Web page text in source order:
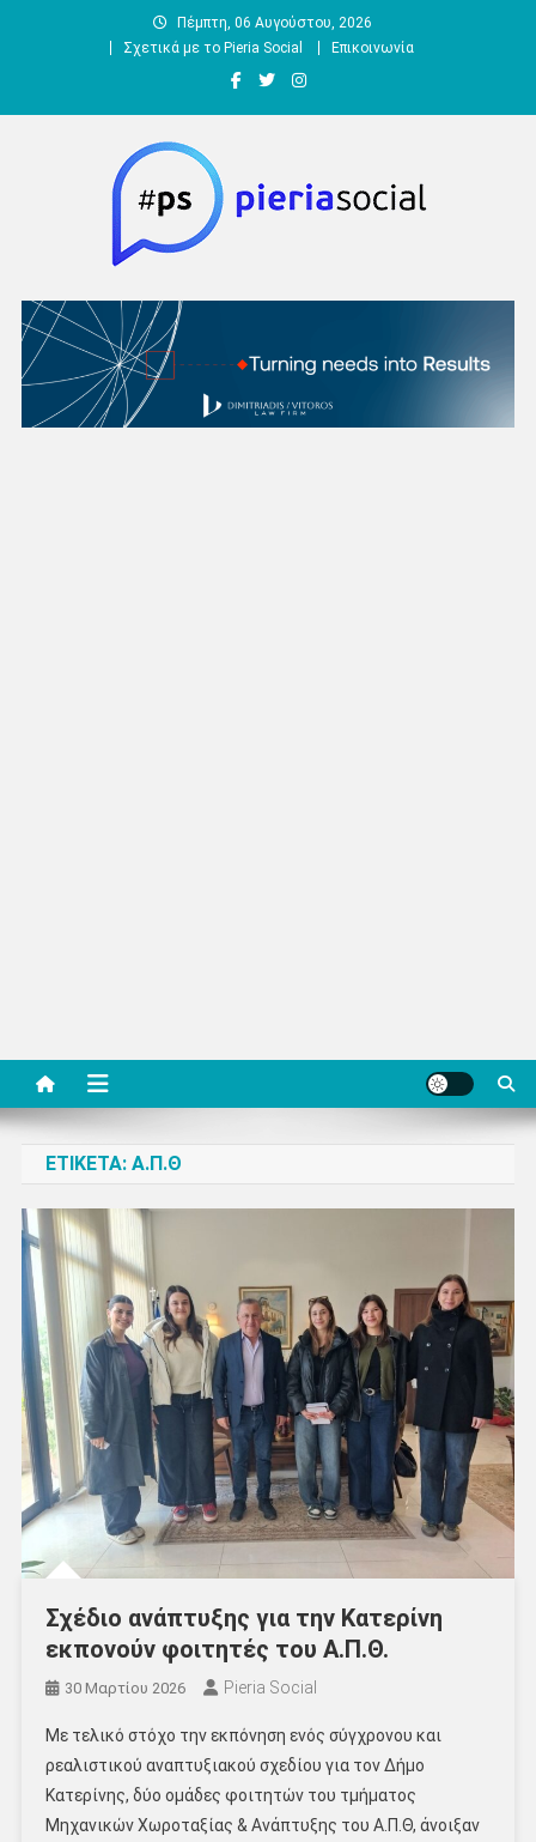
Πέμπτη, 06 Αυγούστου, 2026
Σχετικά με το Pieria Social
Επικοινωνία
Pieria Social
ΕΤΙΚΈΤΑ: Α.Π.Θ
Σχέδιο ανάπτυξης για την Κατερίνη
εκπονούν φοιτητές του Α.Π.Θ.
30 Μαρτίου 2026 Pieria Social
Με τελικό στόχο την εκπόνηση ενός σύγχρονου και
ρεαλιστικού αναπτυξιακού σχεδίου για τον Δήμο
Κατερίνης, δύο ομάδες φοιτητών του τμήματος
Μηχανικών Χωροταξίας & Ανάπτυξης του Α.Π.Θ, άνοιξαν